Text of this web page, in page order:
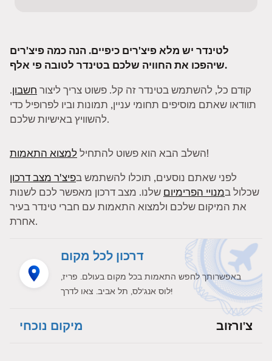
לטינדר יש מלא פיצ'רים כיפיים. הנה כמה פיצ'רים
שיהפכו את החוויה שלכם בטינדר לטובה פי אלף.
קודם כל, להשתמש בטינדר זה קל. פשוט צריך ליצור חשבון.
תוודאו שאתם מוסיפים תחומי עניין, תמונות וביו לפרופיל כדי
להשוויץ באישיות שלכם.
השלב הבא הוא פשוט להתחיללמצוא התאמות
!
לפני שאתם נוסעים, תוכלו להשתמש בפיצ'ר מצב דרכון
שכלול במנויי הפרימיום שלנו. מצב דרכון מאפשר לכם לשנות
את המיקום שלכם ולמצוא התאמות עם חברי טינדר בעיר
אחרת.
דרכון לכל מקום
באפשרותך לחפש התאמות בכל מקום בעולם. פריז,
לוס אנג'לס, תל אביב. צאו לדרך!
מיקום נוכחי צ'ורזוב